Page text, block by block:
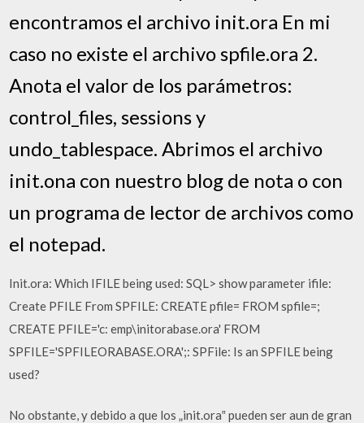
encontramos el archivo init.ora En mi
caso no existe el archivo spfile.ora 2.
Anota el valor de los parámetros:
control_files, sessions y
undo_tablespace. Abrimos el archivo
init.ona con nuestro blog de nota o con
un programa de lector de archivos como
el notepad.
Init.ora: Which IFILE being used: SQL> show parameter ifile:
Create PFILE From SPFILE: CREATE pfile= FROM spfile=;
CREATE PFILE='c: emp\initorabase.ora' FROM
SPFILE='SPFILEORABASE.ORA';: SPFile: Is an SPFILE being
used?
No obstante, y debido a que los „init.ora‟ pueden ser aun de gran